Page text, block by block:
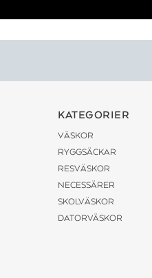
KATEGORIER
VÄSKOR
RYGGSÄCKAR
RESVÄSKOR
NECESSÄRER
SKOLVÄSKOR
DATORVÄSKOR